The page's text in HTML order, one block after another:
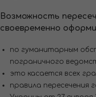
Возможность
своевременно
по гуманитарным
пограничного
это касается всех
правила